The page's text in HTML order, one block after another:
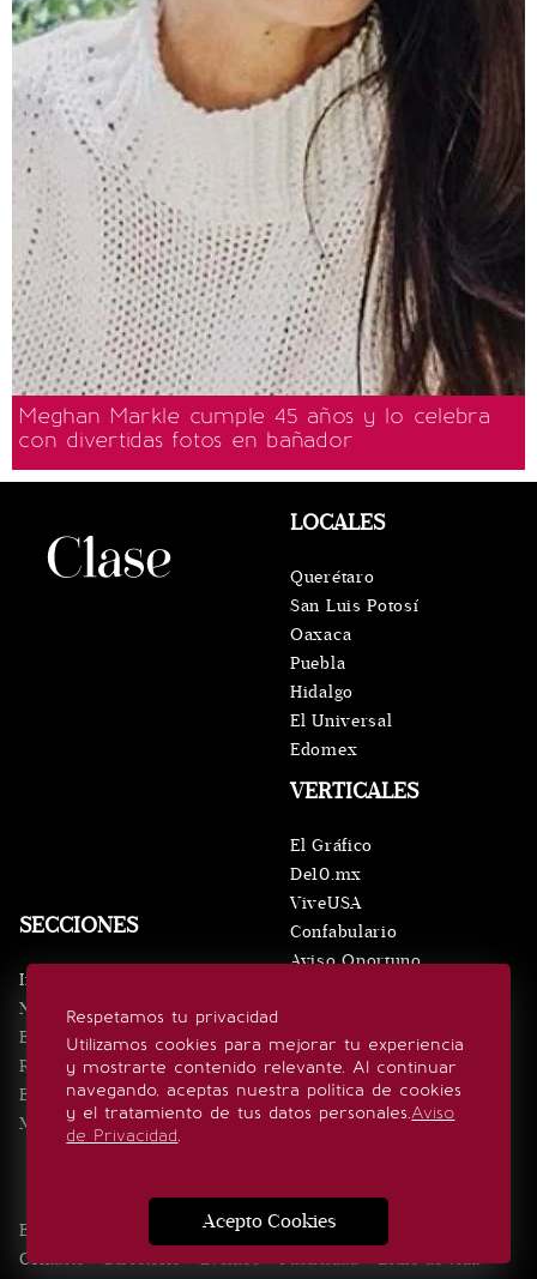
Meghan Markle cumple 45 años y lo celebra
con divertidas fotos en bañador
Respetamos tu privacidad
Utilizamos cookies para mejorar tu experiencia
y mostrarte contenido relevante. Al continuar
navegando, aceptas nuestra política de cookies
y el tratamiento de tus datos personales.Aviso
de Privacidad.
Acepto Cookies
SECCIONES
Inicio
Noticias
Eventos
Realeza
Estilo de vida
Minuto x Minuto
VERTICALES
El Gráfico
De10.mx
ViveUSA
Confabulario
Aviso Oportuno
LOCALES
Querétaro
San Luis Potosí
Oaxaca
Puebla
Hidalgo
El Universal
Edomex
SÍGUENOS
Edición Impresa Noticias Quiénes somos
Contacto
Directorio Eventos Publicidad
Estilo de vida